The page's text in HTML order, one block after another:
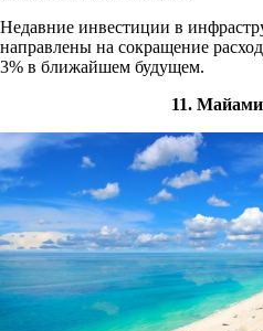
Недавние инвестиции в
направлены на сокращение
3% в ближайшем будущем.
11.